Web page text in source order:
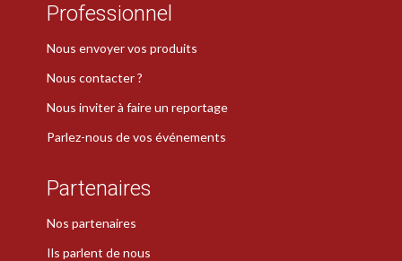
Professionnel
Nous envoyer vos produits
Nous contacter ?
Nous inviter à faire un reportage
Parlez-nous de vos événements
Partenaires
Nos partenaires
Ils parlent de nous